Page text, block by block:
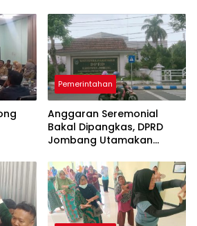
Pemerintahan
Anggaran Seremonial
Bakal Dipangkas, DPRD
Jombang Utamakan
Rakyat